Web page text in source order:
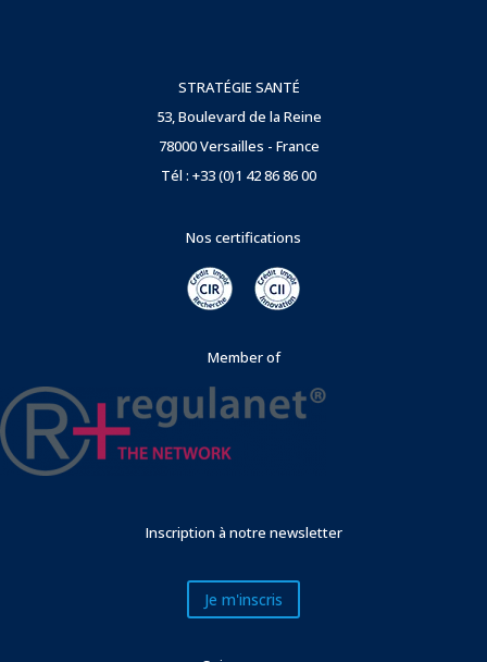
STRATÉGIE SANTÉ
53, Boulevard de la Reine
78000 Versailles - France
Tél : +33 (0)1 42 86 86 00
Nos certifications
Member of
Inscription à notre newsletter
Je m'inscris